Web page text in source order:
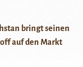
bringt seinen
auf den Markt